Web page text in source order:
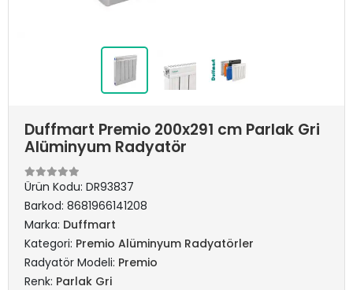
Duffmart Premio 200x291 cm Parlak Gri
Alüminyum Radyatör
Ürün Kodu: DR93837
Barkod: 8681966141208
Marka: Duffmart
Kategori: Premio Alüminyum Radyatörler
Radyatör Modeli: Premio
Renk: Parlak Gri